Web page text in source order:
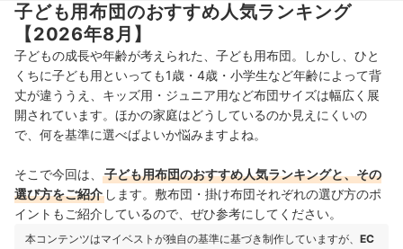
子ども用布団のおすすめ人気ランキング
【2026年8月】
子どもの成長や年齢が考えられた、子ども用布団。しかし、ひと
くちに子ども用といっても1歳・4歳・小学生など年齢によって背
丈が違ううえ、キッズ用・ジュニア用など布団サイズは幅広く展
開されています。ほかの家庭はどうしているのか見えにくいの
で、何を基準に選べばよいか悩みますよね。
そこで今回は、
子ども用布団のおすすめ人気ランキングと、その
選び方をご紹介 します。敷布団・掛け布団それぞれの選び方のポ
イントもご紹介しているので、ぜひ参考にしてください。
本コンテンツはマイベストが独自の基準に基づき制作していますが、 EC